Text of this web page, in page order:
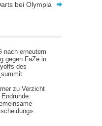
bei Olympia
nach erneutem
gegen FaZe in
des
zu Verzicht